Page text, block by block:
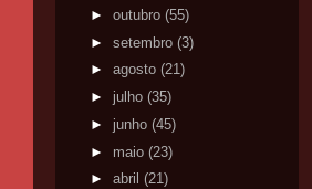
► outubro (55)
► setembro (3)
► agosto (21)
► julho (35)
► junho (45)
► maio (23)
► abril (21)